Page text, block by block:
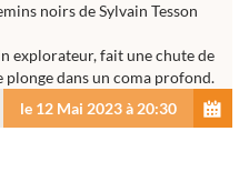
noirs de Sylvain Tesson
explorateur, fait une chute de
plonge dans un coma profond.
il se fait la promesse...
le 12 Mai 2023 à 20:30